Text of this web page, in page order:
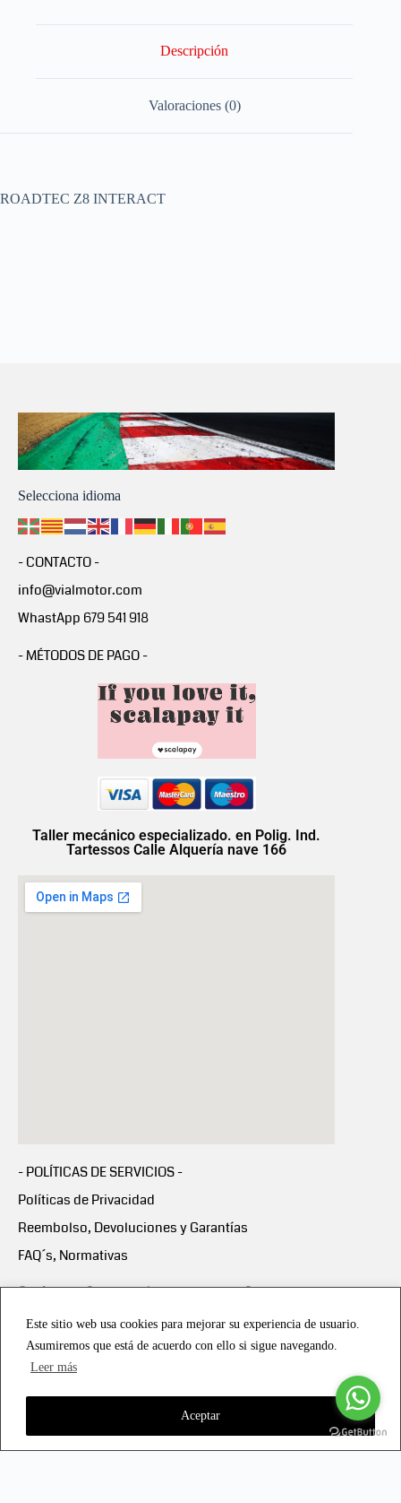
Este sitio web usa cookies para mejorar su experiencia de usuario.
Asumiremos que está de acuerdo con ello si sigue navegando.
Leer más
Aceptar
Descripción
Valoraciones (0)
ROADTEC Z8 INTERACT
Selecciona idioma
- CONTACTO -
info@vialmotor.com
WhastApp 679 541 918
- MÉTODOS DE PAGO -
Taller mecánico especializado. en Polig. Ind.
Tartessos Calle Alquería nave 166
- POLÍTICAS DE SERVICIOS -
Políticas de Privacidad
Reembolso, Devoluciones y Garantías
FAQ´s, Normativas
Scalapay:Compra ahora y paga en 3 cuotas
Scalapay Política Privacidad
Copyright © 2021 all rights reserved - Vialmotor